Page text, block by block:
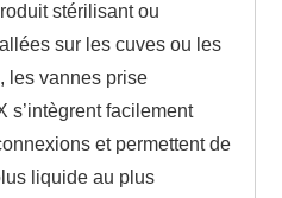
stérilisant ou
sur les cuves ou les
les vannes prise
s’intègrent facilement
et permettent de
liquide au plus